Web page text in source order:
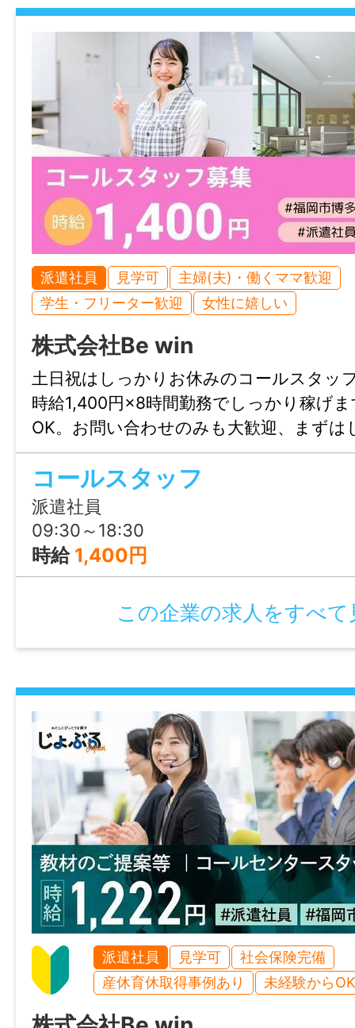
不問
就業時間
09:45〜19:00
休憩時間
75分
就業日
シフト制：週5日
休日・休暇
諸手当
通勤手当あり(規定あり)
その他手当あり(時間外手当)
加入保険等
社会保険完備（雇用・健康・労災・厚生）
時間外
月平均0〜10時間
・試用期間：なし
・雇用期間の定め：あり（2～3ヶ月毎）
・契約更新理由：あり（契約期間満了時の
績により判断）
・通算契約期間の上限または更新回数の上
上限とする。）
・定年制：なし
・再雇用制度：なし
・固定残業代制：なし
・マイカー通勤不可
・地下鉄空港線「中洲川端駅」4番出口直結
・福岡市博多区エリア
※詳細は、面談時にお伝えします。
派遣社員 見学可
主婦(夫)・働くママ歓迎
学生・フリーター歓迎
女性に嬉しい
株式会社Be win
土日祝はしっかりお休みのコールスタッ
時給1,400円×8時間勤務でしっかり稼げ
OK。お問い合わせのみも大歓迎、まずは
でお気軽にご連絡ください。
コールスタッフ
派遣社員
09:30～18:30
時給 1,400円
この企業の求人をすべて
派遣社員 見学可
社会保険完備
産休育休取得事例あり
未経験からOK